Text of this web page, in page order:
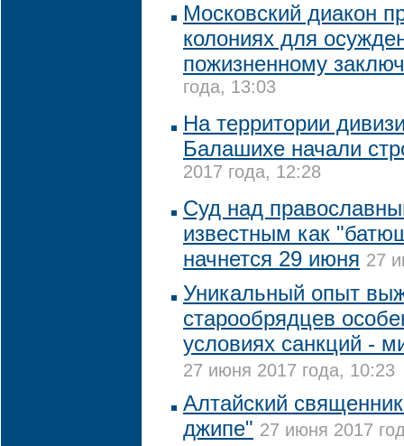
Московский диакон
колониях для
пожизненному
года, 13:03
На территории
Балашихе начали
2017 года, 12:28
Суд над
известным как
начнется 29 июня 27
Уникальный опыт
старообрядцев
условиях санкций -
27 июня 2017 года, 10:23
Алтайский
джипе" 27 июня 2017